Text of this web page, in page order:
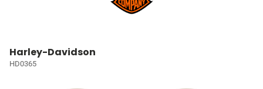
Harley-Davidson
HD0365